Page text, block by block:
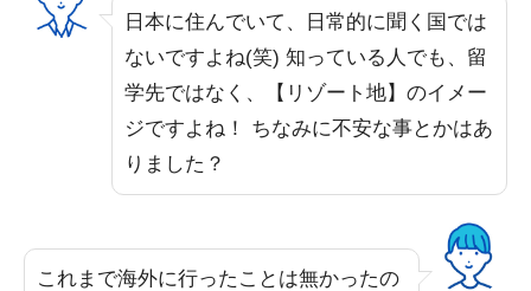
日本に住んでいて、日常的に聞く国では
ないですよね(笑) 知っている人でも、留
学先ではなく、【リゾート地】のイメー
ジですよね！ ちなみに不安な事とかはあ
りました？
これまで海外に行ったことは無かったの